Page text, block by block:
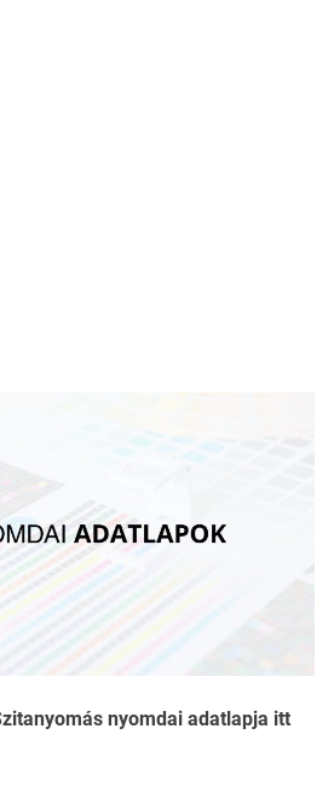
nyomdai adatlapja itt